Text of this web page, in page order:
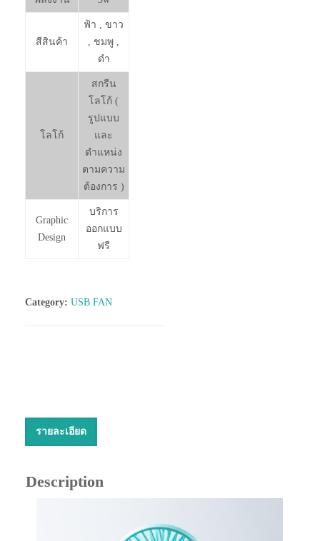
สีสินค้า
ฟ้า , ขาว
, ชมพู ,
ดำ
โลโก้
สกรีน
โลโก้ (
รูปแบบ
และ
ตำแหน่ง
ตามความ
ต้องการ )
Graphic
Design
บริการ
ออกแบบ
ฟรี
Category: USB FAN
รายละเอียด
Description